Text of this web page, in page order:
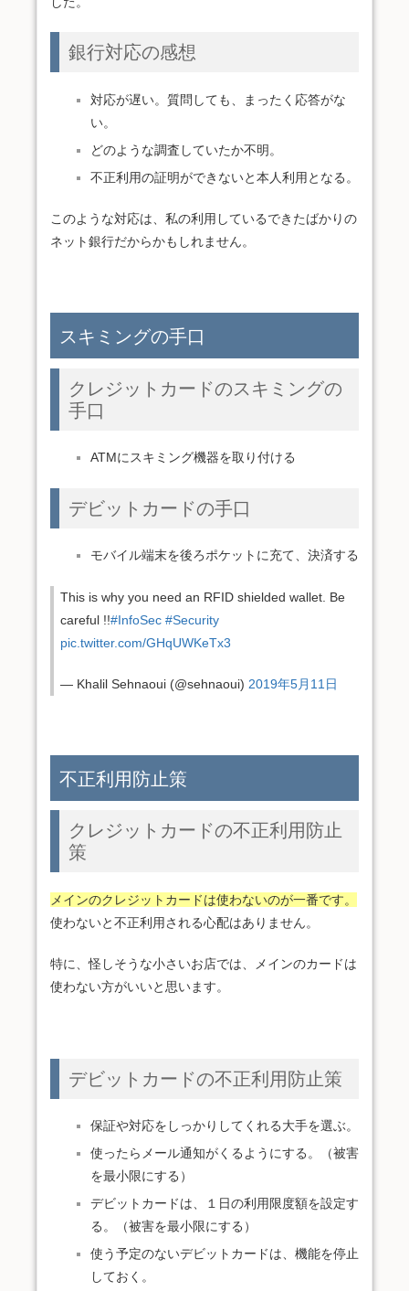
銀行対応の感想
対応が遅い。質問しても、まったく応答がな
い。
どのような調査していたか不明。
不正利用の証明ができないと本人利用となる。
このような対応は、私の利用しているできたばかりの
ネット銀行だからかもしれません。
スキミングの手口
クレジットカードのスキミングの
手口
ATMにスキミング機器を取り付ける
デビットカードの手口
モバイル端末を後ろポケットに充て、決済する
This is why you need an RFID shielded wallet. Be
careful !!#InfoSec #Security
pic.twitter.com/GHqUWKeTx3
— Khalil Sehnaoui (@sehnaoui) 2019年5月11日
不正利用防止策
クレジットカードの不正利用防止
策
メインのクレジットカードは使わないのが一番です。
使わないと不正利用される心配はありません。
特に、怪しそうな小さいお店では、メインのカードは
使わない方がいいと思います。
デビットカードの不正利用防止策
保証や対応をしっかりしてくれる大手を選ぶ。
使ったらメール通知がくるようにする。（被害
を最小限にする）
デビットカードは、１日の利用限度額を設定す
る。（被害を最小限にする）
使う予定のないデビットカードは、機能を停止
しておく。